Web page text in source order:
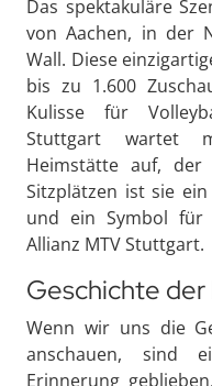
Das spektakuläre
von Aachen, in der
Wall. Diese
bis zu 1.600
Kulisse für
Stuttgart wartet
Heimstätte auf,
Sitzplätzen ist sie
und ein Symbol für
Allianz MTV Stuttgart.
Geschichte
Wenn wir uns die
anschauen, sind
Erinnerung